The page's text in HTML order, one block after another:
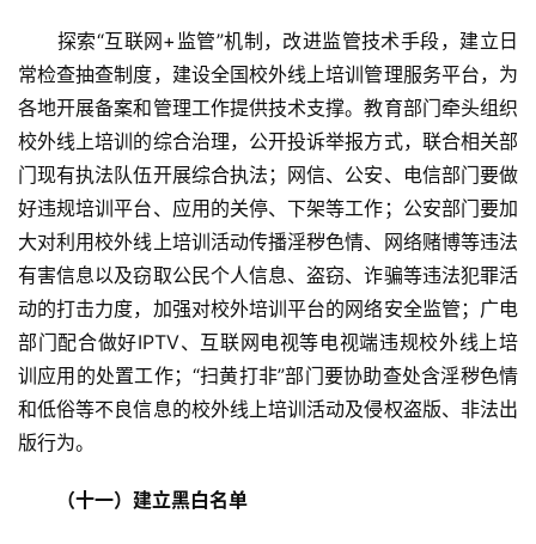
探索“互联网+监管”机制，改进监管技术手段，建立日
常检查抽查制度，建设全国校外线上培训管理服务平台，为
各地开展备案和管理工作提供技术支撑。教育部门牵头组织
校外线上培训的综合治理，公开投诉举报方式，联合相关部
门现有执法队伍开展综合执法；网信、公安、电信部门要做
好违规培训平台、应用的关停、下架等工作；公安部门要加
大对利用校外线上培训活动传播淫秽色情、网络赌博等违法
有害信息以及窃取公民个人信息、盗窃、诈骗等违法犯罪活
动的打击力度，加强对校外培训平台的网络安全监管；广电
部门配合做好IPTV、互联网电视等电视端违规校外线上培
训应用的处置工作；“扫黄打非”部门要协助查处含淫秽色情
和低俗等不良信息的校外线上培训活动及侵权盗版、非法出
版行为。
（十一）建立黑白名单